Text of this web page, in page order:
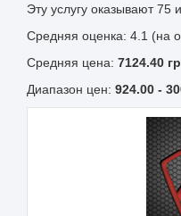
Эту услугу оказывают75
Средняя оценка: 4.1 (на
Средняя цена: 7124.40
Диапазон цен: 924.00 -